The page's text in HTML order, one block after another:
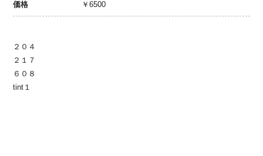
価格 ￥6500
２０４
２１７
６０８
tint１